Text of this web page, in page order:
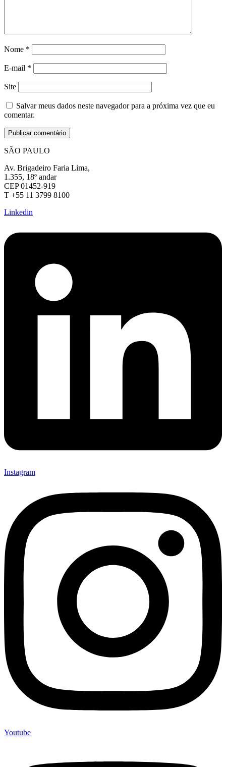
Nome *
E-mail *
Site
Salvar meus dados neste navegador para a próxima vez que eu
comentar.
SÃO PAULO
Av. Brigadeiro Faria Lima,
1.355, 18º andar
CEP 01452-919
T +55 11 3799 8100
Linkedin
Instagram
Youtube